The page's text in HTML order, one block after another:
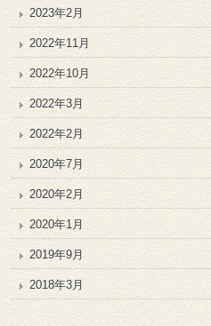
2023年2月
2022年11月
2022年10月
2022年3月
2022年2月
2020年7月
2020年2月
2020年1月
2019年9月
2018年3月